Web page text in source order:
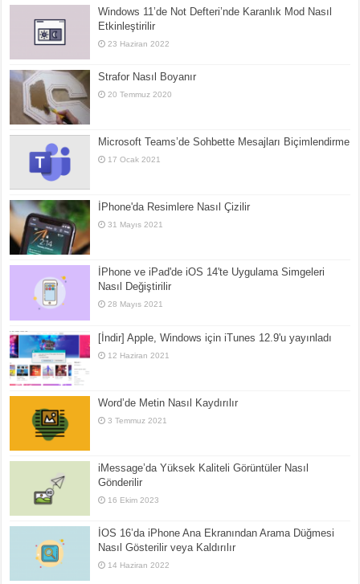
Windows 11’de Not Defteri’nde Karanlık Mod Nasıl
Etkinleştirilir
23 Haziran 2022
Strafor Nasıl Boyanır
20 Temmuz 2020
Microsoft Teams’de Sohbette Mesajları Biçimlendirme
17 Ocak 2021
İPhone'da Resimlere Nasıl Çizilir
31 Mayıs 2021
İPhone ve iPad'de iOS 14'te Uygulama Simgeleri
Nasıl Değiştirilir
28 Mayıs 2021
[İndir] Apple, Windows için iTunes 12.9'u yayınladı
12 Haziran 2021
Word’de Metin Nasıl Kaydırılır
3 Temmuz 2021
iMessage’da Yüksek Kaliteli Görüntüler Nasıl
Gönderilir
16 Ekim 2023
İOS 16’da iPhone Ana Ekranından Arama Düğmesi
Nasıl Gösterilir veya Kaldırılır
14 Haziran 2022